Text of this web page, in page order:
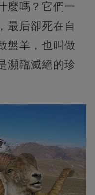
麼嗎？它們一
最后卻死在自
盤羊，也叫做
瀕臨滅絕的珍